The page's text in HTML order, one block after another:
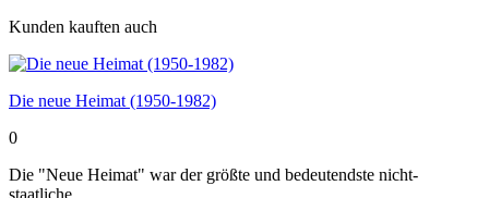
Kunden kauften auch
Die neue Heimat (1950-1982)
0
Die "Neue Heimat" war der größte und bedeutendste nicht-
staatliche...